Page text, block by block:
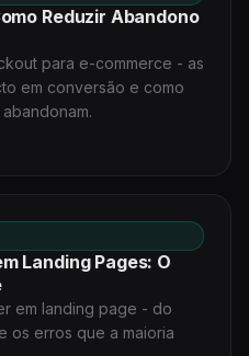
Reduzir Abandono
para e-commerce - as
em conversão e como
Landing Pages: O
em landing page - do
os erros que a maioria